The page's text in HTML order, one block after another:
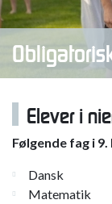
Elever i
Følgende fag i
Dansk
Matematik